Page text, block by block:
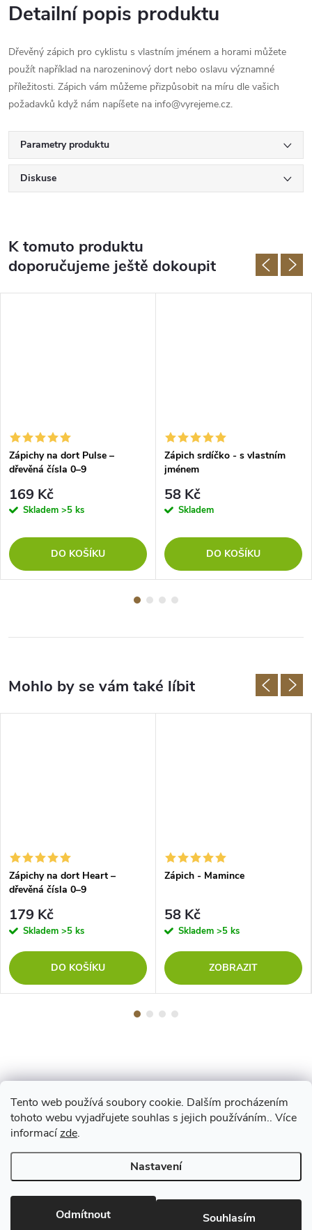
Tento web používá soubory cookie. Dalším procházením
tohoto webu vyjadřujete souhlas s jejich používáním.. Více
informacízde.
Nastavení
Odmítnout Souhlasím
Detailní popis produktu
Dřevěný zápich pro cyklistu s vlastním jménem a horami můžete
použít například na narozeninový dort nebo oslavu významné
příležitosti. Zápich vám můžeme přizpůsobit na míru dle vašich
požadavků když nám napíšete na info@vyrejeme.cz.
Parametry produktu
Diskuse
K tomuto produktu
doporučujeme ještě dokoupit
Zápichy na dort Pulse –
dřevěná čísla 0–9
169 Kč
Skladem >5 ks
DO KOŠÍKU
Zápich srdíčko - s vlastním
jménem
58 Kč
Skladem
DO KOŠÍKU
Zápichy na dort Heart –
dřevěná čísla 0–9
179 Kč
Skladem >5 ks
DO KOŠÍKU
Zápich - Mamince
58 Kč
Skladem >5 ks
ZOBRAZIT
Z
á
pCopyright 2026www.vyrejeme.cz. Všechna práva vyhrazena.Upravit
nastavení cookies